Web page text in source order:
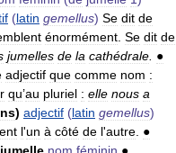
(latin gemellus) Se dit de
énormément Se dit de
jumelles de la cathédrale ●
adjectif que comme nom :
qu’au pluriel : elle nous a
) adjectif (latin gemellus)
l'un à côté de l'autre ●